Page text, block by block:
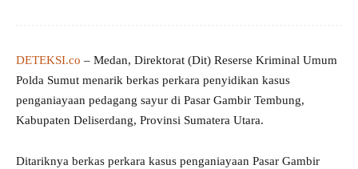
DETEKSI.co – Medan, Direktorat (Dit) Reserse Kriminal Umum
Polda Sumut menarik berkas perkara penyidikan kasus
penganiayaan pedagang sayur di Pasar Gambir Tembung,
Kabupaten Deliserdang, Provinsi Sumatera Utara.
Ditariknya berkas perkara kasus penganiayaan Pasar Gambir